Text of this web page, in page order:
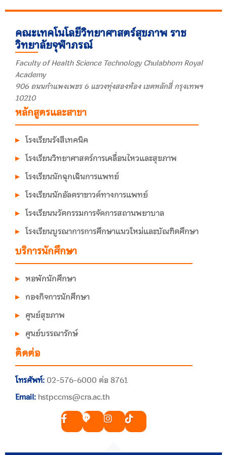
คณะเทคโนโลยีวิทยาศาสตร์สุขภาพ ราช
วิทยาลัยจุฬาภรณ์
Faculty of Health Science Technology Chulabhorn Royal
Academy
906 ถนนกำแพงเพชร 6 แขวงทุ่งสองห้อง เขตหลักสี่ กรุงเทพฯ
10210
หลักสูตรและสาขา
โรงเรียนรังสีเทคนิค
โรงเรียนวิทยาศาสตร์การเคลื่อนไหวและสุขภาพ
โรงเรียนนักฉุกเฉินการแพทย์
โรงเรียนนักอัลตราซาวด์ทางการแพทย์
โรงเรียนนวัตกรรมการจัดการสถานพยาบาล
โรงเรียนบูรณาการการศึกษาแนวใหม่และบัณฑิตศึกษา
บริการนักศึกษา
หอพักนักศึกษา
กองกิจการนักศึกษา
ศูนย์สุขภาพ
ศูนย์บรรณารักษ์
ติดต่อ
โทรศัพท์:02-576-6000 ต่อ 8761
Email: hstpccms@cra.ac.th